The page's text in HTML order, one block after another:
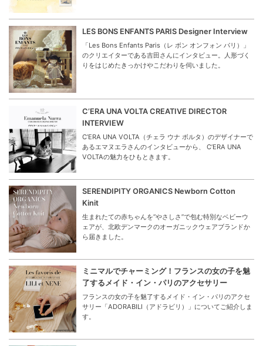
LES BONS ENFANTS PARIS Designer Interview
「Les Bons Enfants Paris（レ ボン オンフォン パリ）」
のクリエイターである吉田さんにインタビュー。人形づく
りをはじめたきっかけやこだわりを伺いました。
C’ERA UNA VOLTA CREATIVE DIRECTOR
INTERVIEW
C’ERA UNA VOLTA（チェラ ウナ ボルタ）のデザイナーで
あるエマヌエラさんのインタビューから、 C’ERA UNA
VOLTAの魅力をひもときます。
SERENDIPITY ORGANICS Newborn Cotton
Kinit
生まれたての赤ちゃんを“やさしさ”で包む特別なベビーウ
ェアが、北欧デンマークのオーガニックウェアブランドか
ら届きました。
ミニマルでチャーミング！フランスの女の子を魅
了するメイド・イン・パリのアクセサリー
フランスの女の子を魅了するメイド・イン・パリのアクセ
サリー「ADORABILI（アドラビリ）」についてご紹介しま
す。